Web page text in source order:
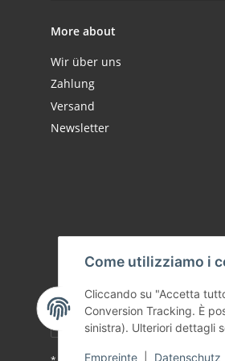
Come utilizziamo i
Cliccando su "Accetta
Conversion Tracking. È
sinistra). Ulteriori dettagli
Empreinte Datenschutz
More about
Wir über uns
Zahlung
Versand
Newsletter